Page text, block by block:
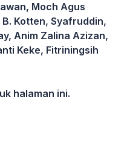
Moch Agus
Kotten, Syafruddin,
Anim Zalina Azizan,
Keke, Fitriningsih
halaman ini.